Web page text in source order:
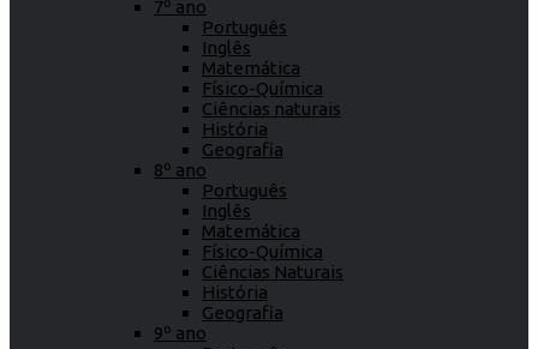
7º ano
Português
Inglês
Matemática
Físico-Química
Ciências naturais
História
Geografia
8º ano
Português
Inglês
Matemática
Físico-Química
Ciências Naturais
História
Geografia
9º ano